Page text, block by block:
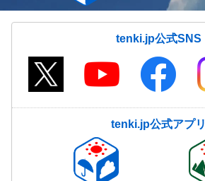
tenki.jp公式SNS
tenki.jp公式アプリ